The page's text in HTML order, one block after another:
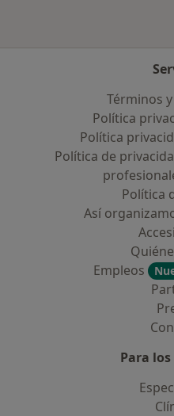
Términos
Política
Política
Política de
Política
Así
Empleos
Para